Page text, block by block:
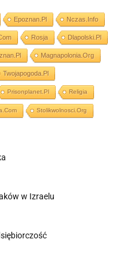
Epoznan.pl Nczas.info
Rosja Dlapolski.pl
Magnapolonia.org
Twojapogoda.pl
Prisonplanet.pl Religia
Stolikwolnosci.org
w Izraelu